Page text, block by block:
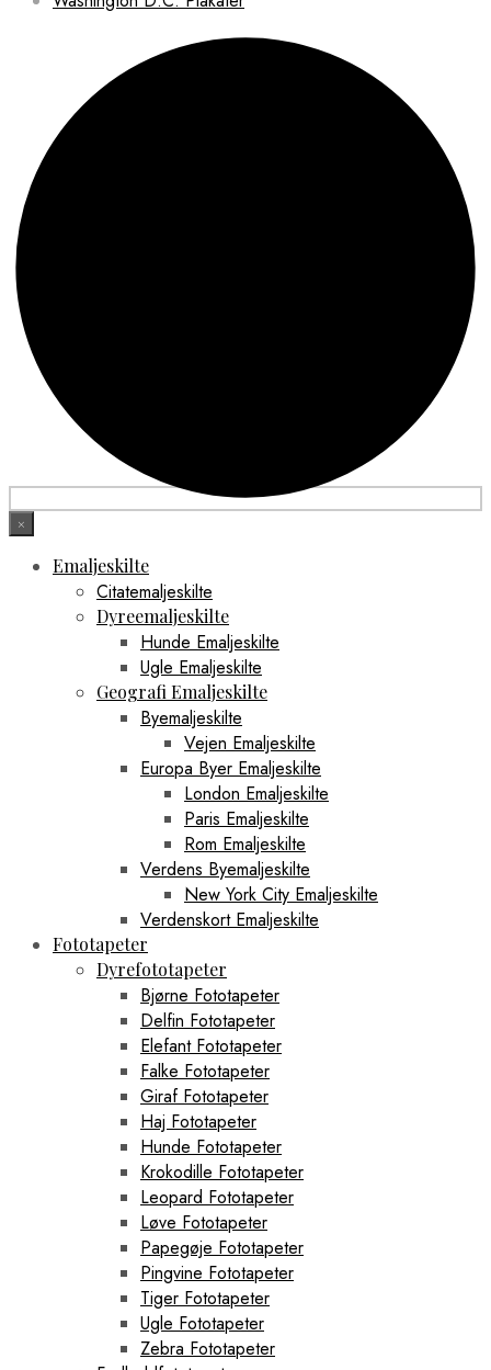
×
Emaljeskilte
Citatemaljeskilte
Dyreemaljeskilte
Hunde Emaljeskilte
Ugle Emaljeskilte
Geografi Emaljeskilte
Byemaljeskilte
Vejen Emaljeskilte
Europa Byer Emaljeskilte
London Emaljeskilte
Paris Emaljeskilte
Rom Emaljeskilte
Verdens Byemaljeskilte
New York City Emaljeskilte
Verdenskort Emaljeskilte
Fototapeter
Dyrefototapeter
Bjørne Fototapeter
Delfin Fototapeter
Elefant Fototapeter
Falke Fototapeter
Giraf Fototapeter
Haj Fototapeter
Hunde Fototapeter
Krokodille Fototapeter
Leopard Fototapeter
Løve Fototapeter
Papegøje Fototapeter
Pingvine Fototapeter
Tiger Fototapeter
Ugle Fototapeter
Zebra Fototapeter